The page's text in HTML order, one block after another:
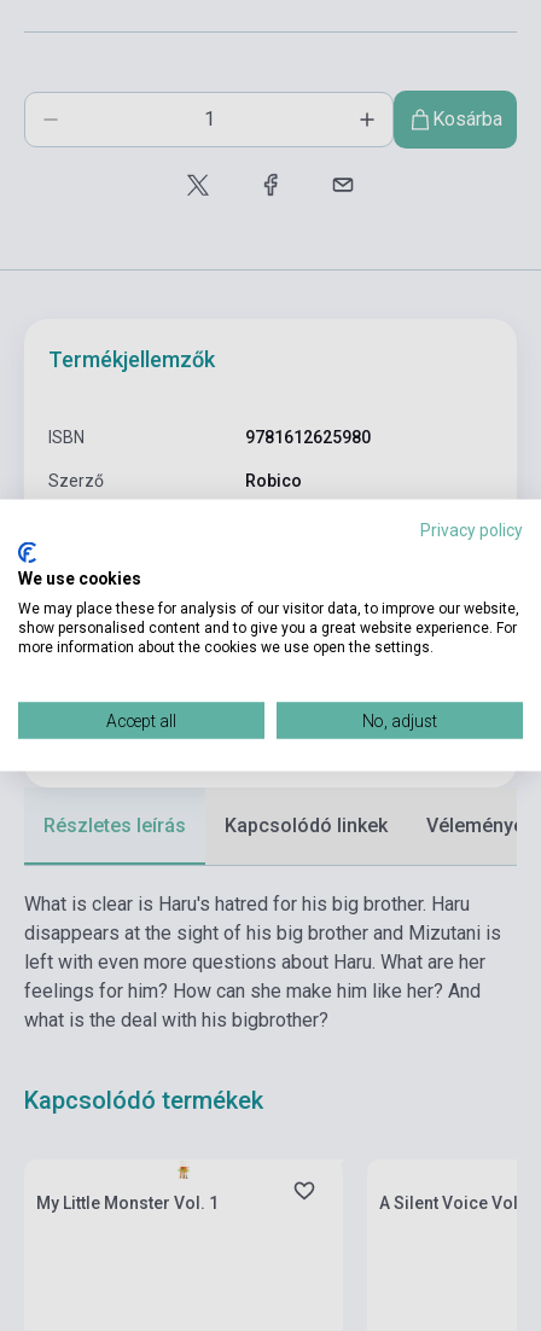
Kosárba
Termékjellemzők
ISBN 9781612625980
Szerző Robico
Kiadó KODANSHA COMICS
Kiadási év 2014
Formátum Könyv
Nyelv Angol
Részletes leírás Kapcsolódó linkek Vélemények
What is clear is Haru's hatred for his big brother. Haru
disappears at the sight of his big brother and Mizutani is
left with even more questions about Haru. What are her
feelings for him? How can she make him like her? And
what is the deal with his bigbrother?
Kapcsolódó termékek
My Little Monster Vol. 1 A Silent Voice Vol. 4
Privacy policy
We use cookies
We may place these for analysis of our visitor data, to improve our website,
show personalised content and to give you a great website experience. For
more information about the cookies we use open the settings.
Accept all No, adjust